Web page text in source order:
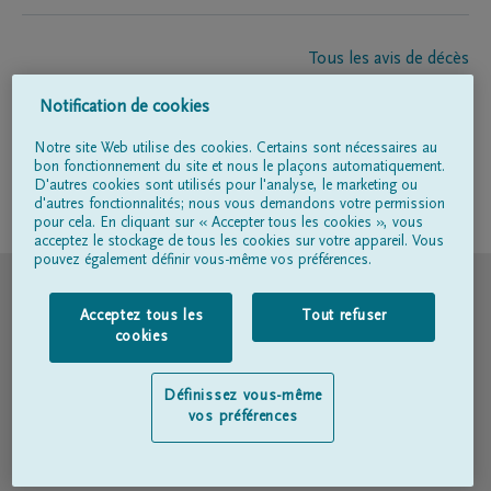
Tous les avis de décès
Entrepreneur de pompes funèbres
Suivez-nous sur
Conditions d'utilisation
Déclaration relative à la vie privée
Déclaration d’accessibilité
Notification de cookies
Notre site Web utilise des cookies. Certains sont nécessaires au
bon fonctionnement du site et nous le plaçons automatiquement.
D'autres cookies sont utilisés pour l'analyse, le marketing ou
d'autres fonctionnalités; nous vous demandons votre permission
pour cela. En cliquant sur « Accepter tous les cookies », vous
acceptez le stockage de tous les cookies sur votre appareil. Vous
pouvez également définir vous-même vos préférences.
Acceptez tous les
cookies
Tout refuser
Définissez vous-même
vos préférences